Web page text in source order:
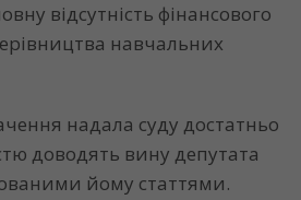
відсутність фінансового
навчальних
надала суду достатньо
доводять вину депутата
йому статтями.